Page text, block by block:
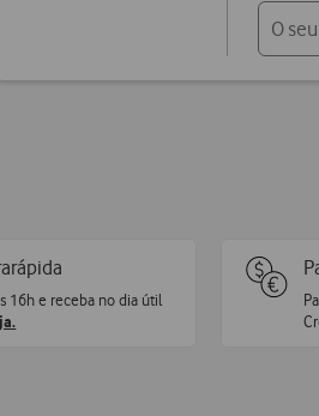
16h e receba no dia útil